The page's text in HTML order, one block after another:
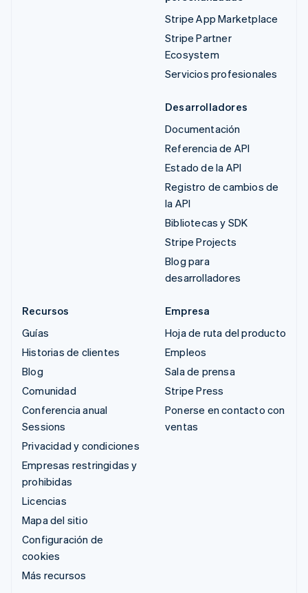
Stripe App Marketplace
Stripe Partner
Ecosystem
Servicios profesionales
Desarrolladores
Documentación
Referencia de API
Estado de la API
Registro de cambios de
la API
Bibliotecas y SDK
Stripe Projects
Blog para
desarrolladores
Recursos
Guías
Historias de clientes
Blog
Comunidad
Conferencia anual
Sessions
Privacidad y condiciones
Empresas restringidas y
prohibidas
Licencias
Mapa del sitio
Configuración de
cookies
Más recursos
Empresa
Hoja de ruta del producto
Empleos
Sala de prensa
Stripe Press
Ponerse en contacto con
ventas